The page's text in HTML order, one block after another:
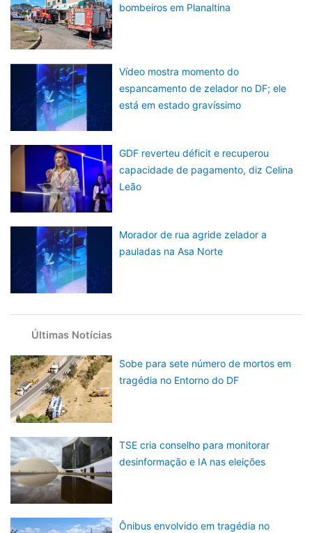
bombeiros em Planaltina
Vídeo mostra momento do
espancamento de zelador no DF; ele
está em estado gravíssimo
GDF reverteu déficit e recuperou
capacidade de pagamento, diz Celina
Leão
Morador de rua agride zelador a
pauladas na Asa Norte
Últimas Notícias
Sobe para sete número de mortos em
tragédia no Entorno do DF
TSE cria conselho para monitorar
desinformação e IA nas eleições
Ônibus envolvido em tragédia no